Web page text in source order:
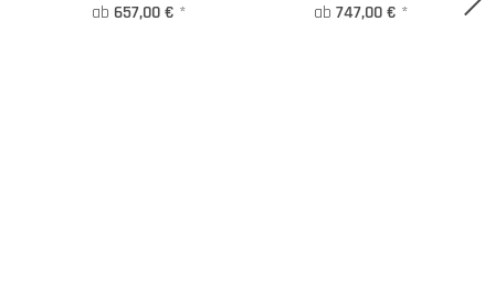
ab 657,00 € * ab 747,00 € *